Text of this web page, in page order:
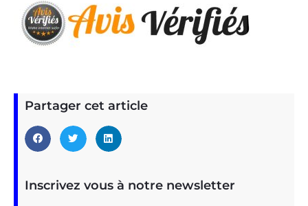
Partager cet article
Inscrivez vous à notre newsletter